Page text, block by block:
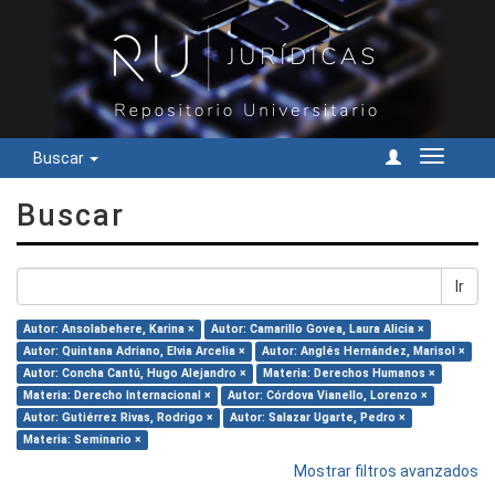
Buscar
Cambiar
Buscar
Ir
Autor: Ansolabehere, Karina ×
Autor: Camarillo Govea, Laura Alicia ×
Autor: Quintana Adriano, Elvia Arcelia ×
Autor: Anglés Hernández, Marisol ×
Autor: Concha Cantú, Hugo Alejandro ×
Materia: Derechos Humanos ×
Materia: Derecho Internacional ×
Autor: Córdova Vianello, Lorenzo ×
Autor: Gutiérrez Rivas, Rodrigo ×
Autor: Salazar Ugarte, Pedro ×
Materia: Seminario ×
Mostrar filtros avanzados